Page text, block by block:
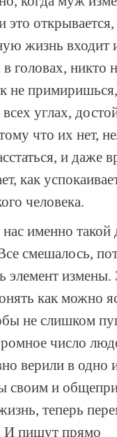
открывается,
жизнь входит
головах, никто
не
всех углах,
что их нет,
и даже
как
человека.
именно такой
смешалось,
элемент измены.
как можно
не слишком
число
верили в одно
своим и
теперь
И пишут прямо